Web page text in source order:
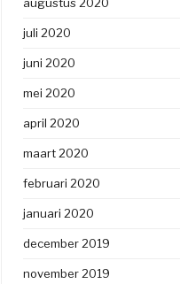
juli 2020
juni 2020
mei 2020
april 2020
maart 2020
februari 2020
januari 2020
december 2019
november 2019